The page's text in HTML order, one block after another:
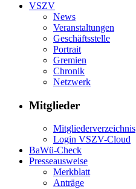
VSZV
News
Veranstaltungen
Geschäftsstelle
Portrait
Gremien
Chronik
Netzwerk
Mitglieder
Mitgliederverzeichnis
Login VSZV-Cloud
BaWü-Check
Presseausweise
Merkblatt
Anträge